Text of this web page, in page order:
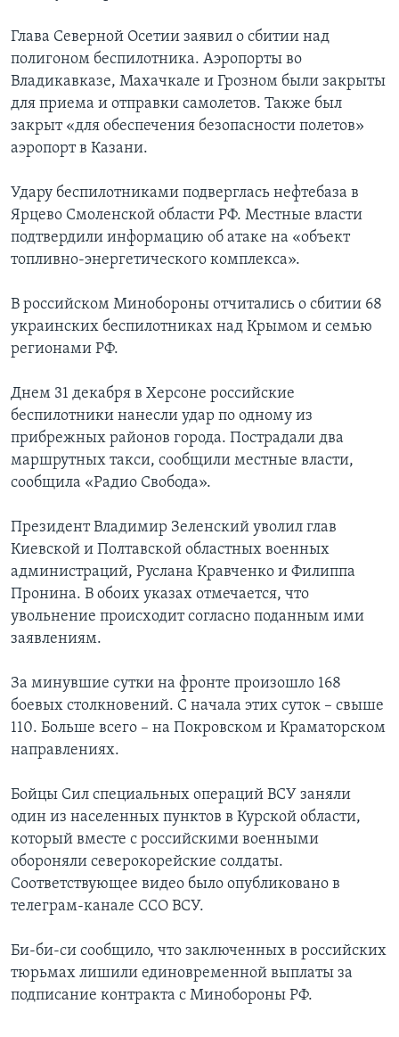
Глава Северной Осетии заявил о сбитии над
полигоном беспилотника. Аэропорты во
Владикавказе, Махачкале и Грозном были закрыты
для приема и отправки самолетов. Также был
закрыт «для обеспечения безопасности полетов»
аэропорт в Казани.
Удару беспилотниками подверглась нефтебаза в
Ярцево Смоленской области РФ. Местные власти
подтвердили информацию об атаке на «объект
топливно-энергетического комплекса».
В российском Минобороны отчитались о сбитии 68
украинских беспилотниках над Крымом и семью
регионами РФ.
Днем 31 декабря в Херсоне российские
беспилотники нанесли удар по одному из
прибрежных районов города. Пострадали два
маршрутных такси, сообщили местные власти,
сообщила «Радио Свобода».
Президент Владимир Зеленский уволил глав
Киевской и Полтавской областных военных
администраций, Руслана Кравченко и Филиппа
Пронина. В обоих указах отмечается, что
увольнение происходит согласно поданным ими
заявлениям.
За минувшие сутки на фронте произошло 168
боевых столкновений. С начала этих суток – свыше
110. Больше всего – на Покровском и Краматорском
направлениях.
Бойцы Сил специальных операций ВСУ заняли
один из населенных пунктов в Курской области,
который вместе с российскими военными
обороняли северокорейские солдаты.
Соответствующее видео было опубликовано в
телеграм-канале ССО ВСУ.
Би-би-си сообщило, что заключенных в российских
тюрьмах лишили единовременной выплаты за
подписание контракта с Минобороны РФ.